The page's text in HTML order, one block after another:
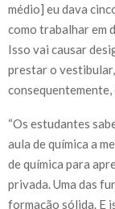
médio] eu dava
como trabalhar em
Isso vai causar
prestar o vestibular,
consequentemente,
“Os estudantes
aula de química a
de química para
privada. Uma das
formação sólida. E